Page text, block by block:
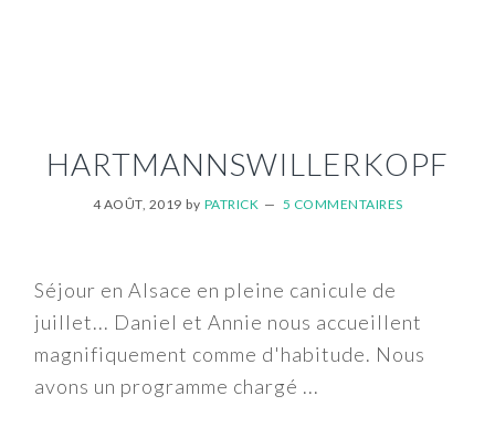
HARTMANNSWILLERKOPF
4 AOÛT, 2019 by PATRICK 5 COMMENTAIRES
Séjour en Alsace en pleine canicule de
juillet... Daniel et Annie nous accueillent
magnifiquement comme d'habitude. Nous
avons un programme chargé ...